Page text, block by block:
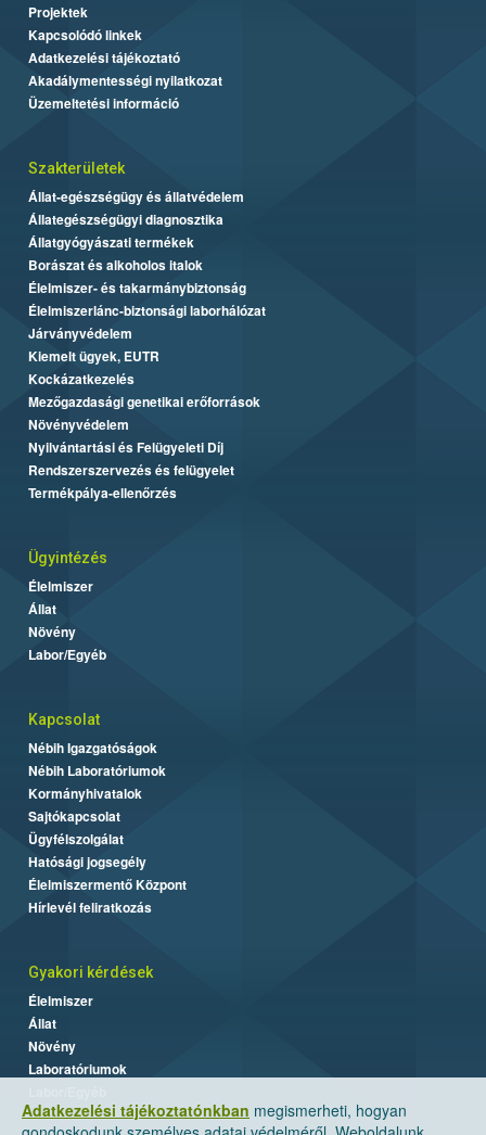
Adatkezelési tájékoztatónkban megismerheti, hogyan
Projektek
Kapcsolódó linkek
Adatkezelési tájékoztató
Akadálymentességi nyilatkozat
Üzemeltetési információ
Szakterületek
Állat-egészségügy és állatvédelem
Állategészségügyi diagnosztika
Állatgyógyászati termékek
Borászat és alkoholos italok
Élelmiszer- és takarmánybiztonság
Élelmiszerlánc-biztonsági laborhálózat
Járványvédelem
Kiemelt ügyek, EUTR
Kockázatkezelés
Mezőgazdasági genetikai erőforrások
Növényvédelem
Nyilvántartási és Felügyeleti Díj
Rendszerszervezés és felügyelet
Termékpálya-ellenőrzés
Ügyintézés
Élelmiszer
Állat
Növény
Labor/Egyéb
Kapcsolat
Nébih Igazgatóságok
Nébih Laboratóriumok
Kormányhivatalok
Sajtókapcsolat
Ügyfélszolgálat
Hatósági jogsegély
Élelmiszermentő Központ
Hírlevél feliratkozás
Gyakori kérdések
Élelmiszer
Állat
Növény
Laboratóriumok